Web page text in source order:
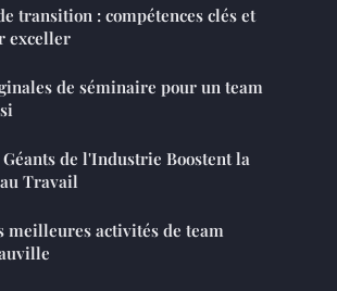
transition : compétences clés et
exceller
de séminaire pour un team
de l'Industrie Boostent la
Travail
meilleures activités de team